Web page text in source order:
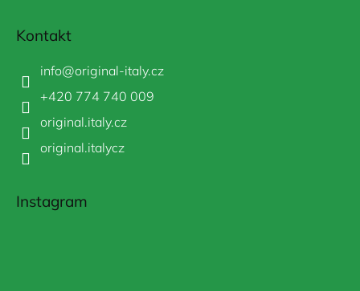
Kontakt
info@original-italy.cz
+420 774 740 009
original.italy.cz
original.italycz
Instagram